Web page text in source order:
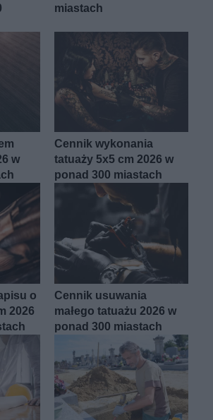
miastach
w
Cennik wykonania
tatuaży 5x5 cm 2026 w
ponad 300 miastach
o
2026
Cennik usuwania
małego tatuażu 2026 w
ponad 300 miastach